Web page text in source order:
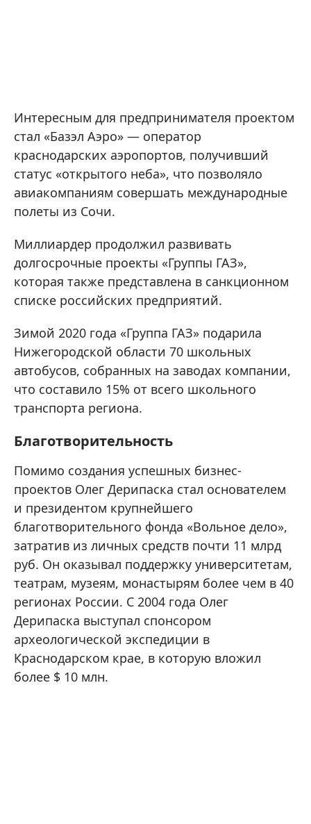
Интересным для предпринимателя проектом
стал «Базэл Аэро» — оператор
краснодарских аэропортов, получивший
статус «открытого неба», что позволяло
авиакомпаниям совершать международные
полеты из Сочи.
Миллиардер продолжил развивать
долгосрочные проекты «Группы ГАЗ»,
которая также представлена в санкционном
списке российских предприятий.
Зимой 2020 года «Группа ГАЗ» подарила
Нижегородской области 70 школьных
автобусов, собранных на заводах компании,
что составило 15% от всего школьного
транспорта региона.
Благотворительность
Помимо создания успешных бизнес-
проектов Олег Дерипаска стал основателем
и президентом крупнейшего
благотворительного фонда «Вольное дело»,
затратив из личных средств почти 11 млрд
руб. Он оказывал поддержку университетам,
театрам, музеям, монастырям более чем в 40
регионах России. С 2004 года Олег
Дерипаска выступал спонсором
археологической экспедиции в
Краснодарском крае, в которую вложил
более $ 10 млн.